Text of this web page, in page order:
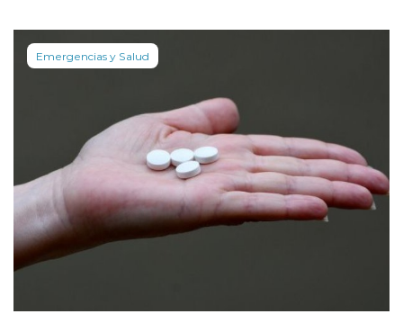
Emergencias y Salud